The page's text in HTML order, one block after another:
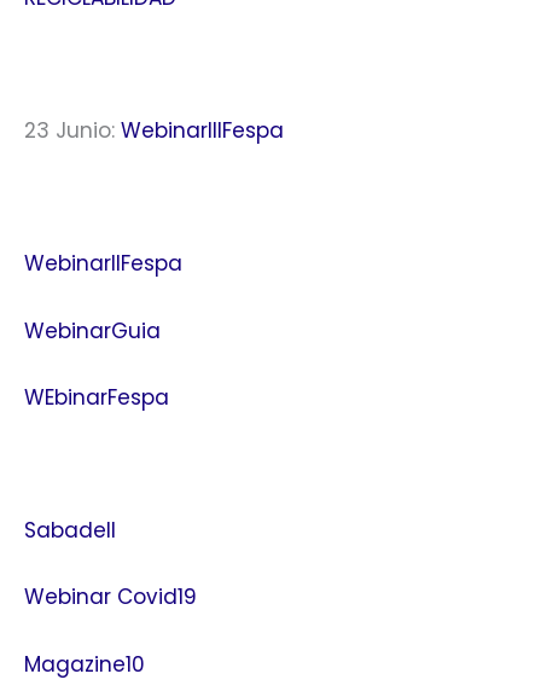
23 Junio: WebinarIIIFespa
WebinarIIFespa
WebinarGuia
WEbinarFespa
Sabadell
Webinar Covid19
Magazine10